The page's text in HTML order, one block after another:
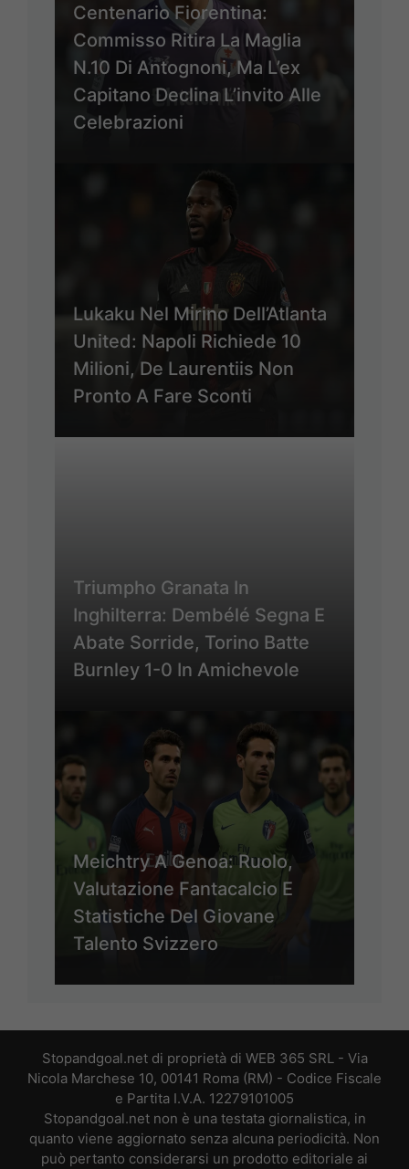
Centenario Fiorentina:
Commisso Ritira La Maglia
N.10 Di Antognoni, Ma L’ex
Capitano Declina L’invito Alle
Celebrazioni
Lukaku Nel Mirino Dell’Atlanta
United: Napoli Richiede 10
Milioni, De Laurentiis Non
Pronto A Fare Sconti
Triumpho Granata In
Inghilterra: Dembélé Segna E
Abate Sorride, Torino Batte
Burnley 1-0 In Amichevole
Meichtry A Genoa: Ruolo,
Valutazione Fantacalcio E
Statistiche Del Giovane
Talento Svizzero
Stopandgoal.net di proprietà di WEB 365 SRL - Via
Nicola Marchese 10, 00141 Roma (RM) - Codice Fiscale
e Partita I.V.A. 12279101005
Stopandgoal.net non è una testata giornalistica, in
quanto viene aggiornato senza alcuna periodicità. Non
può pertanto considerarsi un prodotto editoriale ai